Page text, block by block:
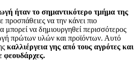
ήταν το σημαντικότερο τμήμα της
προσπάθειες να την κάνει πιο
μπορεί να δημιουργηθεί περισσότερος
πρώτων υλών και προϊόντων. Αυτό
καλλιέργεια γης από τους αγρότες και
φεουδάρχες.